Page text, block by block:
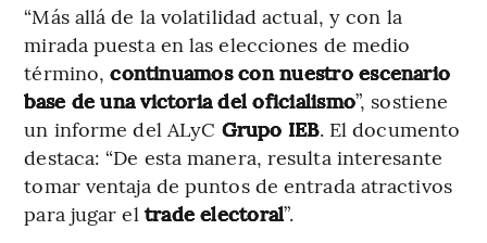
“Más allá de la volatilidad actual, y con la
mirada puesta en las elecciones de medio
término,continuamos con nuestro escenario
base de una victoria del oficialismo”, sostiene
un informe del ALyC Grupo IEB. El documento
destaca: “De esta manera, resulta interesante
tomar ventaja de puntos de entrada atractivos
para jugar el trade electoral”.